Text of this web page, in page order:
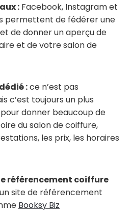
: Facebook, Instagram et
permettent de fédérer une
de donner un aperçu de
et de votre salon de
:ce n’est pas
c’est toujours un plus
pour donner beaucoup de
du salon de coiffure,
les prix, les horaires
référencement coiffure
site de référencement
Booksy Biz